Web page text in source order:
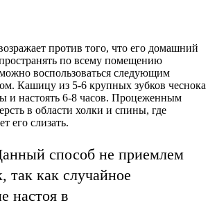
против того, что его домашний
по всему помещению
воспользоваться следующим
Кашицу из 5-6 крупных зубков чеснока
и настоять 6-8 часов. Процеженным
в области холки и спины, где
его слизать.
способ не приемлем
так как случайное
настоя в